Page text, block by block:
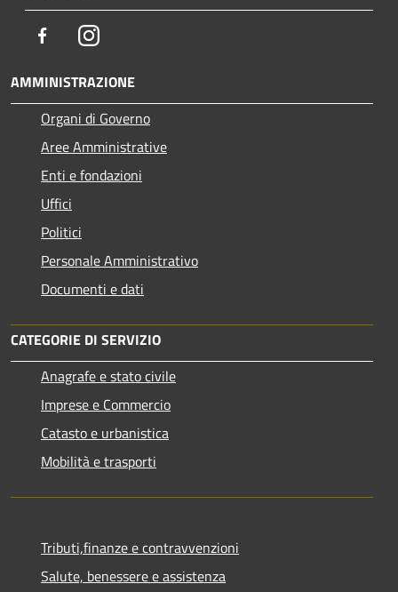
FacebookInstagram
AMMINISTRAZIONE
Organi di Governo
Aree Amministrative
Enti e fondazioni
Uffici
Politici
Personale Amministrativo
Documenti e dati
CATEGORIE DI SERVIZIO
Anagrafe e stato civile
Imprese e Commercio
Catasto e urbanistica
Mobilità e trasporti
Tributi,finanze e contravvenzioni
Salute, benessere e assistenza